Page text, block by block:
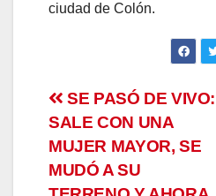
ciudad de Colón.
Navegación
de
entradas
SE PASÓ DE VIVO:
SALE CON UNA
MUJER MAYOR, SE
MUDÓ A SU